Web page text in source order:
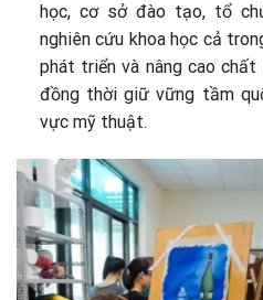
học, cơ sở đào tạo, tổ
nghiên cứu khoa học cả
phát triển và nâng cao
đồng thời giữ vững tầm
vực mỹ thuật.